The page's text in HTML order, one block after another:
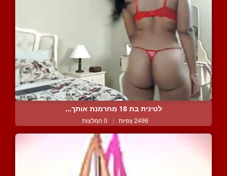
לטינית בת 18 מחרמנת אותך...
2496 צפיות | 0 המלצות